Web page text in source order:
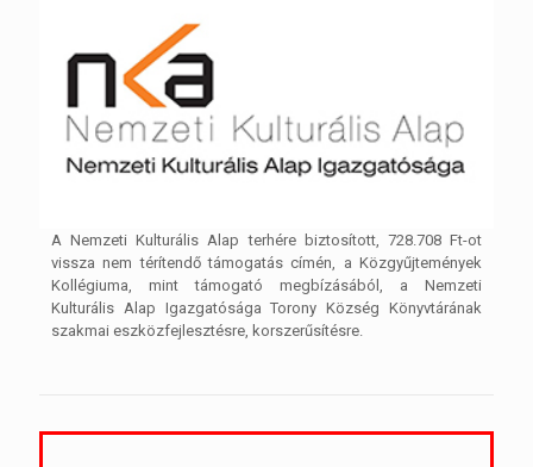
A Nemzeti Kulturális Alap terhére biztosított, 728.708 Ft-ot
vissza nem térítendő támogatás címén, a Közgyűjtemények
Kollégiuma, mint támogató megbízásából, a Nemzeti
Kulturális Alap Igazgatósága Torony Község Könyvtárának
szakmai eszközfejlesztésre, korszerűsítésre.